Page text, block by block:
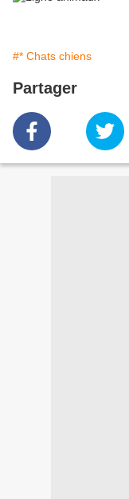
#* Chats chiens
Partager